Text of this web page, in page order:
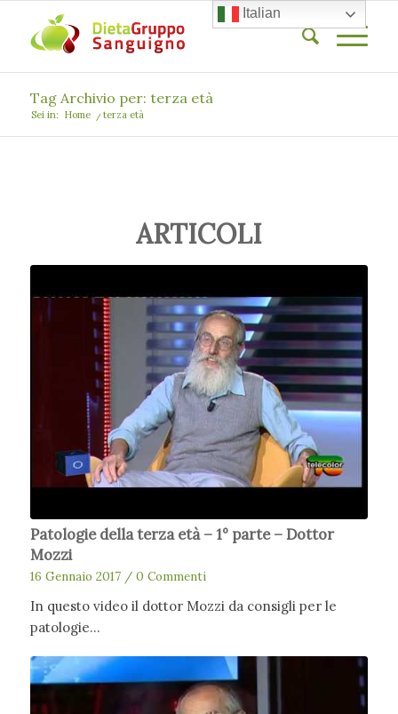
Tag Archivio per: terza età
Sei in: Home / terza età
ARTICOLI
Patologie della terza età – 1° parte – Dottor
Mozzi
16 Gennaio 2017 / 0 Commenti
In questo video il dottor Mozzi da consigli per le
patologie…
Italian